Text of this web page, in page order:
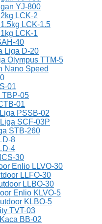
YJ-800
LCK-2
LCK-1.5
LCK-1
40
Liga D-20
Olympus TTM-5
Nano Speed
01
TBP-05
01
PSSB-02
SCF-03P
STB-260
8
4
30
Enlio LLVO-30
LLFO-30
LLBO-30
Enlio KLVO-5
KLBO-5
TVT-03
BB-02